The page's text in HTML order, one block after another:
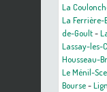
La
La Ferrière-
de-Goult-
Lassay-les-
Housseau-
Le Ménil-
Bourse-